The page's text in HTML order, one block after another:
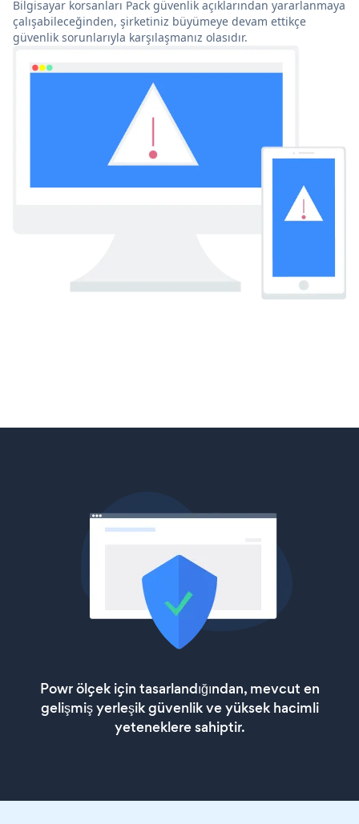
Bilgisayar korsanları Pack güvenlik açıklarından yararlanmaya
çalışabileceğinden, şirketiniz büyümeye devam ettikçe
güvenlik sorunlarıyla karşılaşmanız olasıdır.
Powr ölçek için tasarlandığından, mevcut en
gelişmiş yerleşik güvenlik ve yüksek hacimli
yeteneklere sahiptir.